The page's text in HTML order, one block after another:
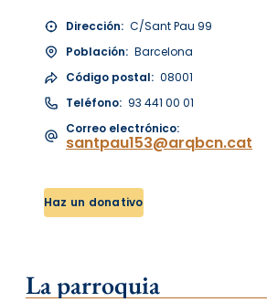
Dirección: C/Sant Pau 99
Población: Barcelona
Código postal: 08001
Teléfono: 93 441 00 01
Correo electrónico:
santpau153@arqbcn.cat
Haz un donativo
La parroquia